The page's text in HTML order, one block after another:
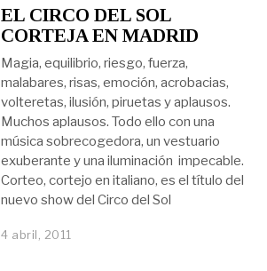
EL CIRCO DEL SOL
CORTEJA EN MADRID
Magia, equilibrio, riesgo, fuerza,
malabares, risas, emoción, acrobacias,
volteretas, ilusión, piruetas y aplausos.
Muchos aplausos. Todo ello con una
música sobrecogedora, un vestuario
exuberante y una iluminación impecable.
Corteo, cortejo en italiano, es el título del
nuevo show del Circo del Sol
4 abril, 2011